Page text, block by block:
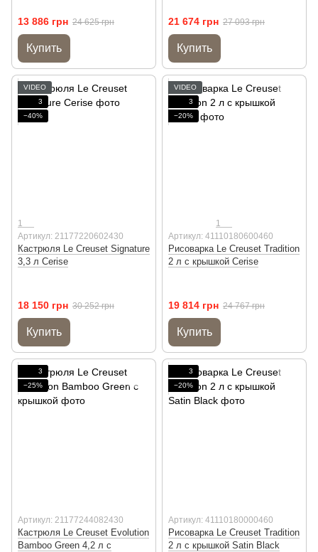
13 886 грн 24 625 грн
Купить
21 674 грн 27 093 грн
Купить
VIDEO
3
−40%
1
Артикул: 21177220602430
Кастрюля Le Creuset Signature
3,3 л Cerise
18 150 грн 30 252 грн
Купить
VIDEO
3
−20%
1
Артикул: 41110180600460
Рисоварка Le Creuset Tradition
2 л с крышкой Cerise
19 814 грн 24 767 грн
Купить
3
−25%
Артикул: 21177244082430
Кастрюля Le Creuset Evolution
Bamboo Green 4,2 л с
3
−20%
Артикул: 41110180000460
Рисоварка Le Creuset Tradition
2 л с крышкой Satin Black